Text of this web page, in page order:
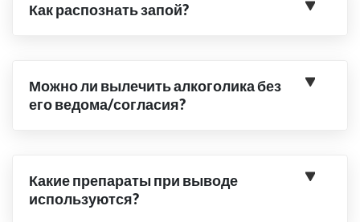
Как распознать запой?
Можно ли вылечить алкоголика без
его ведома/согласия?
Какие препараты при выводе
используются?